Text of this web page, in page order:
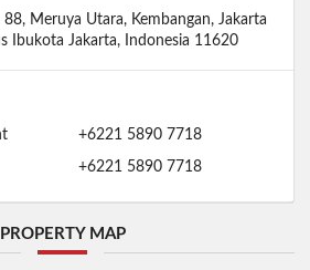
88, Meruya Utara, Kembangan, Jakarta
Ibukota Jakarta, Indonesia 11620
+6221 5890 7718
+6221 5890 7718
PROPERTY MAP